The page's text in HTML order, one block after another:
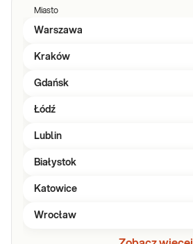
Miasto
Warszawa
Kraków
Gdańsk
Łódź
Lublin
Białystok
Katowice
Wrocław